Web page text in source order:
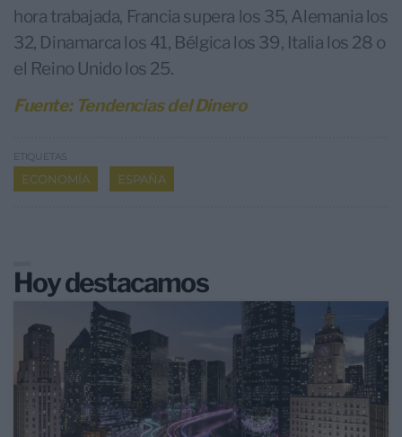
hora trabajada, Francia supera los 35, Alemania los
32, Dinamarca los 41, Bélgica los 39, Italia los 28 o
el Reino Unido los 25.
Fuente: Tendencias del Dinero
ECONOMÍA ESPAÑA
Hoy destacamos